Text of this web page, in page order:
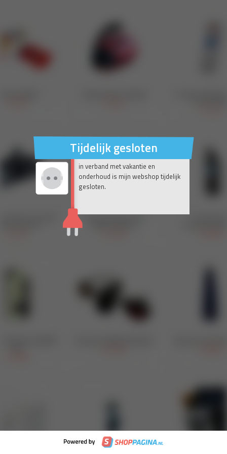
Tijdelijk gesloten
in verband met vakantie en
onderhoud is mijn webshop tijdelijk
gesloten.